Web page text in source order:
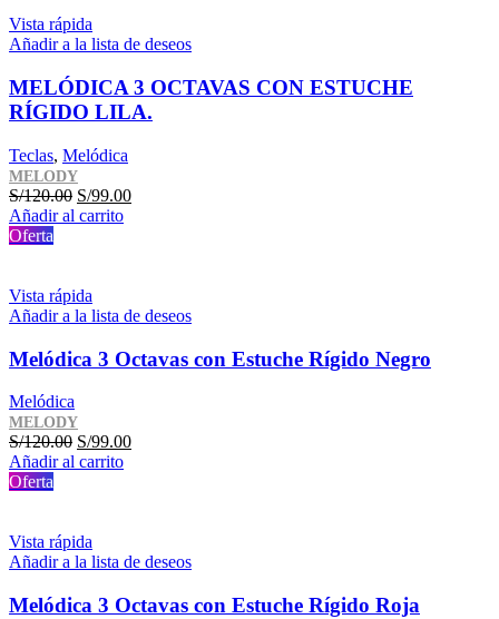
Vista rápida
Añadir a la lista de deseos
MELÓDICA 3 OCTAVAS CON ESTUCHE
RÍGIDO LILA.
Teclas, Melódica
MELODY
S/120.00 El
precio
S/99.00El
Añadir al carrito
Oferta
Vista rápida
Añadir a la lista de deseos
Melódica 3 Octavas con Estuche Rígido Negro
Melódica
MELODY
S/120.00 El
precio
S/99.00El
Añadir al carrito
Oferta
Vista rápida
Añadir a la lista de deseos
Melódica 3 Octavas con Estuche Rígido Roja